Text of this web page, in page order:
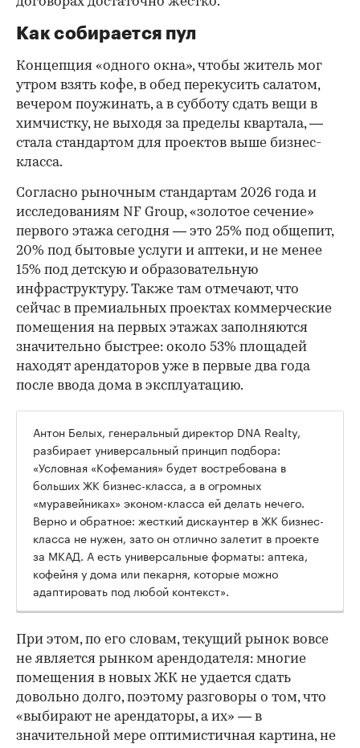
Как собирается пул
Концепция «одного окна», чтобы житель мог
утром взять кофе, в обед перекусить салатом,
вечером поужинать, а в субботу сдать вещи в
химчистку, не выходя за пределы квартала, —
стала стандартом для проектов выше бизнес-
класса.
Согласно рыночным стандартам 2026 года и
исследованиям NF Group, «золотое сечение»
первого этажа сегодня — это 25% под общепит,
20% под бытовые услуги и аптеки, и не менее
15% под детскую и образовательную
инфраструктуру. Также там отмечают, что
сейчас в премиальных проектах коммерческие
помещения на первых этажах заполняются
значительно быстрее: около 53% площадей
находят арендаторов уже в первые два года
после ввода дома в эксплуатацию.
Антон Белых, генеральный директор DNA Realty,
разбирает универсальный принцип подбора:
«Условная «Кофемания» будет востребована в
больших ЖК бизнес-класса, а в огромных
«муравейниках» эконом-класса ей делать нечего.
Верно и обратное: жесткий дискаунтер в ЖК бизнес-
класса не нужен, зато он отлично залетит в проекте
за МКАД. А есть универсальные форматы: аптека,
кофейня у дома или пекарня, которые можно
адаптировать под любой контекст».
При этом, по его словам, текущий рынок вовсе
не является рынком арендодателя: многие
помещения в новых ЖК не удается сдать
довольно долго, поэтому разговоры о том, что
«выбирают не арендаторы, а их» — в
значительной мере оптимистичная картина, не